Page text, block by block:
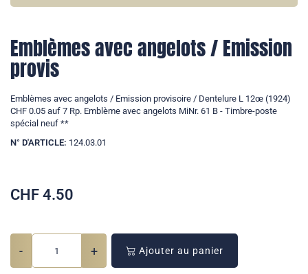
Emblèmes avec angelots / Emission
provis
Emblèmes avec angelots / Emission provisoire / Dentelure L 12œ (1924)
CHF 0.05 auf 7 Rp. Emblème avec angelots MiNr. 61 B - Timbre-poste
spécial neuf **
N° D'ARTICLE: 124.03.01
CHF 4.50
- + Ajouter au panier